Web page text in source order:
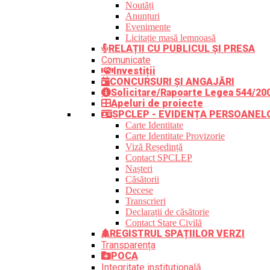
Noutăți
Anunțuri
Evenimente
Licitație masă lemnoasă
RELAȚII CU PUBLICUL ȘI PRESA
Comunicate
Investiții
CONCURSURI ȘI ANGAJĂRI
Solicitare/Rapoarte Legea 544/
Apeluri de proiecte
SPCLEP - EVIDENȚA
Carte Identitate
Carte Identitate Provizorie
Viză Reședință
Contact SPCLEP
Nașteri
Căsătorii
Decese
Transcrieri
Declarații de căsătorie
Contact Stare Civilă
REGISTRUL SPAȚIILOR VERZI
Transparența
POCA
Integritate instituțională